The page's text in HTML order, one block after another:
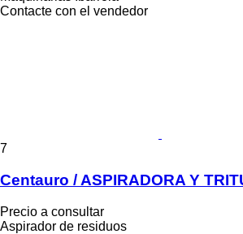
Contacte con el vendedor
7
Centauro / ASPIRADORA Y
Precio a consultar
Aspirador de residuos